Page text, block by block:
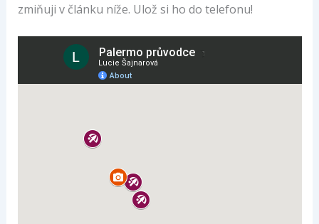
zmiňuji v článku níže. Ulož si ho do telefonu!